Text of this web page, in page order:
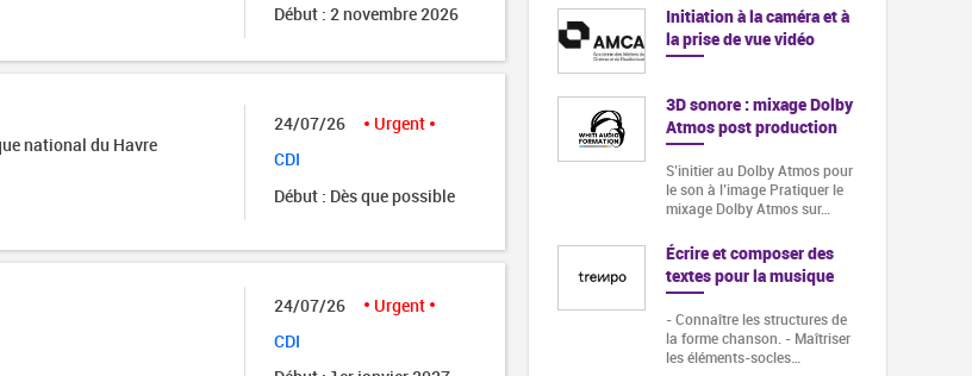
Début : 2 novembre 2026
national du Havre
24/07/26
Urgent
CDI
Début : Dès que possible
24/07/26
Urgent
CDI
Initiation à la caméra et à
la prise de vue vidéo
3D sonore : mixage Dolby
Atmos post production
S’initier au Dolby Atmos pour
le son à l’image Pratiquer le
mixage Dolby Atmos sur…
Écrire et composer des
textes pour la musique
- Connaître les structures de
la forme chanson. - Maîtriser
les éléments-socles…